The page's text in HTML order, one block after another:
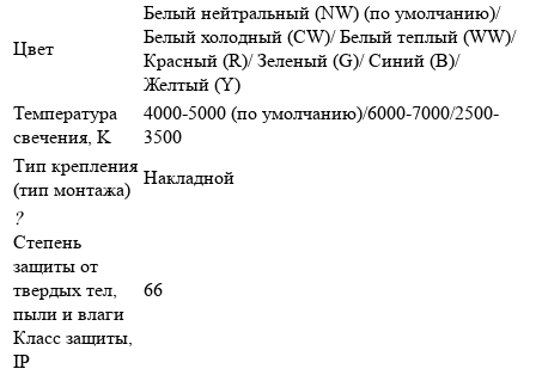
Цвет
Белый нейтральный (NW) (по умолчанию)/
Белый холодный (CW)/ Белый теплый (WW)/
Красный (R)/ Зеленый (G)/ Синий (B)/
Желтый (Y)
Температура
свечения, K
4000-5000 (по умолчанию)/6000-7000/2500-
3500
Тип крепления
(тип монтажа)
Накладной
?
Степень
защиты от
твердых тел,
пыли и влаги
Класс защиты,
IP
66